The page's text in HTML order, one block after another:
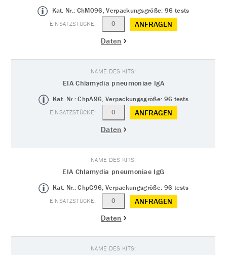
Kat. Nr.: ChM096, Verpackungsgröße: 96 tests
ANFRAGEN
Daten
EIA Chlamydia pneumoniae IgA
Kat. Nr.: ChpA96, Verpackungsgröße: 96 tests
ANFRAGEN
Daten
EIA Chlamydia pneumoniae IgG
Kat. Nr.: ChpG96, Verpackungsgröße: 96 tests
ANFRAGEN
Daten